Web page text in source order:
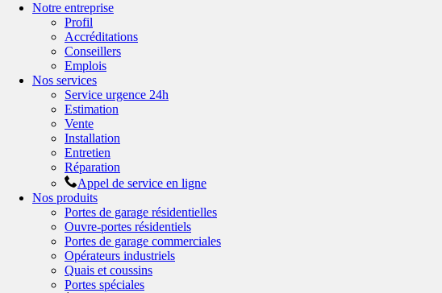
Notre entreprise
Profil
Accréditations
Conseillers
Emplois
Nos services
Service urgence 24h
Estimation
Vente
Installation
Entretien
Réparation
Appel de service en ligne
Nos produits
Portes de garage résidentielles
Ouvre-portes résidentiels
Portes de garage commerciales
Opérateurs industriels
Quais et coussins
Portes spéciales